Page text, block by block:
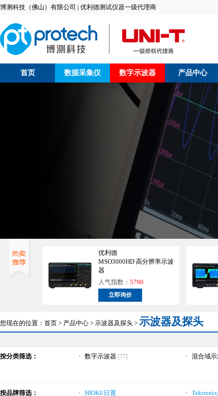
博测科技（佛山）有限公司 | 优利德测试仪器一级代理商
首页 数据采集仪 数字示波器 产品中心
优利德
MSO3000HD 高分辨率示波
器
人气指数： 5790
立即询价
您现在的位置： 首页 > 产品中心 > 示波器及探头 > 示波器及探头
按分类筛选： 数字示波器 [77] 混合域
按品牌筛选： HIOKI/日置